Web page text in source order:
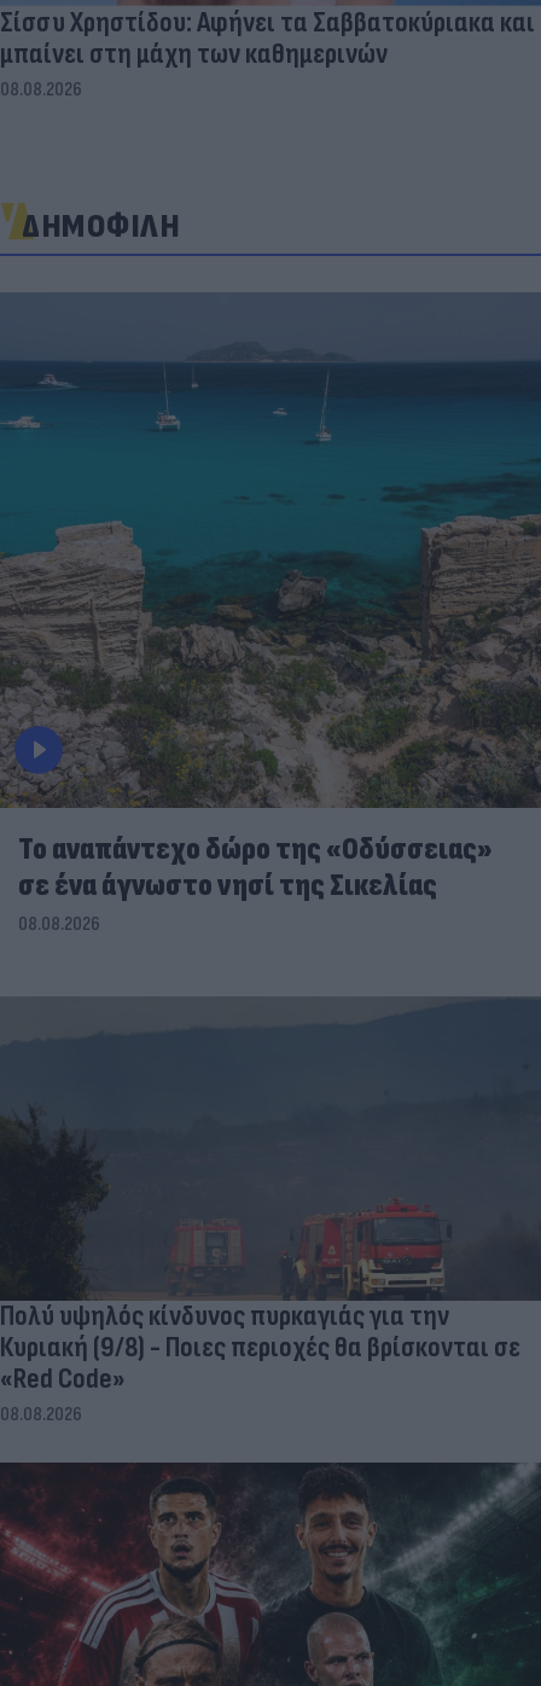
Σίσσυ Χρηστίδου: Αφήνει τα Σαββατοκύριακα και
μπαίνει στη μάχη των καθημερινών
08.08.2026
ΔΗΜΟΦΙΛΗ
To αναπάντεχο δώρο της «Οδύσσειας»
σε ένα άγνωστο νησί της Σικελίας
08.08.2026
Πολύ υψηλός κίνδυνος πυρκαγιάς για την
Κυριακή (9/8) - Ποιες περιοχές θα βρίσκονται σε
«Red Code»
08.08.2026